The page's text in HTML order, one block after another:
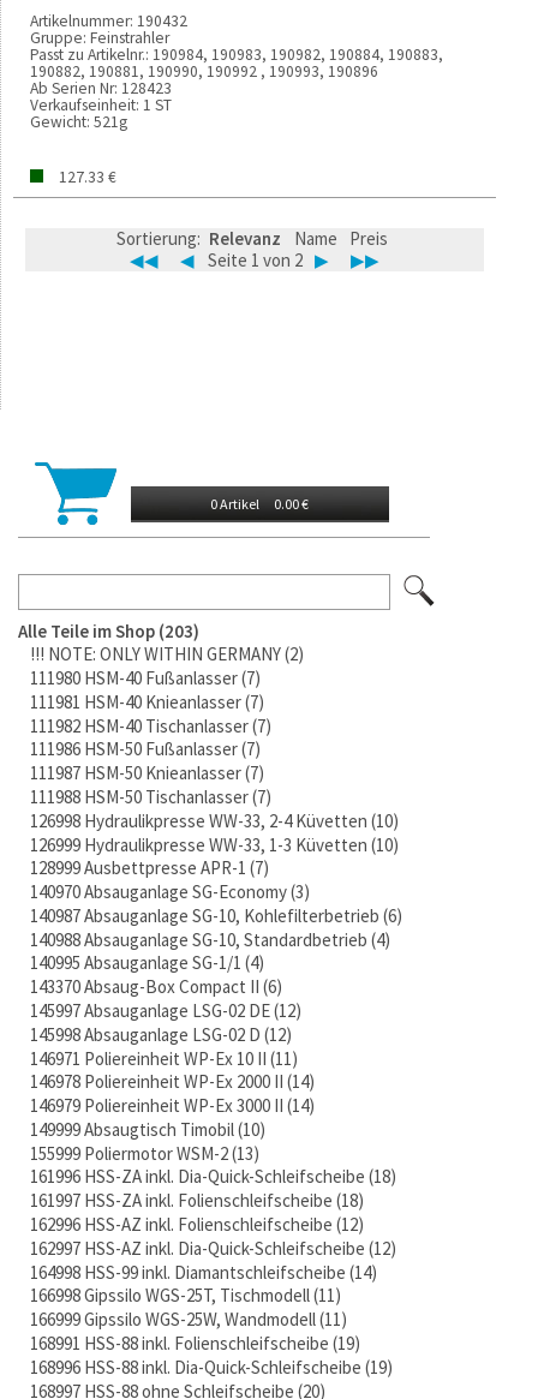
0 Artikel 0.00 €
Alle Teile im Shop 203
!!! NOTE: ONLY WITHIN GERMANY 2
111980 HSM-40 Fußanlasser 7
111981 HSM-40 Knieanlasser 7
111982 HSM-40 Tischanlasser 7
111986 HSM-50 Fußanlasser 7
111987 HSM-50 Knieanlasser 7
111988 HSM-50 Tischanlasser 7
126998 Hydraulikpresse WW-33, 2-4 Küvetten 10
126999 Hydraulikpresse WW-33, 1-3 Küvetten 10
128999 Ausbettpresse APR-1 7
140970 Absauganlage SG-Economy 3
140987 Absauganlage SG-10, Kohlefilterbetrieb 6
140988 Absauganlage SG-10, Standardbetrieb 4
140995 Absauganlage SG-1/1 4
143370 Absaug-Box Compact II 6
145997 Absauganlage LSG-02 DE 12
145998 Absauganlage LSG-02 D 12
146971 Poliereinheit WP-Ex 10 II 11
146978 Poliereinheit WP-Ex 2000 II 14
146979 Poliereinheit WP-Ex 3000 II 14
149999 Absaugtisch Timobil 10
155999 Poliermotor WSM-2 13
161996 HSS-ZA inkl. Dia-Quick-Schleifscheibe 18
161997 HSS-ZA inkl. Folienschleifscheibe 18
162996 HSS-AZ inkl. Folienschleifscheibe 12
162997 HSS-AZ inkl. Dia-Quick-Schleifscheibe 12
164998 HSS-99 inkl. Diamantschleifscheibe 14
166998 Gipssilo WGS-25T, Tischmodell 11
166999 Gipssilo WGS-25W, Wandmodell 11
168991 HSS-88 inkl. Folienschleifscheibe 19
168996 HSS-88 inkl. Dia-Quick-Schleifscheibe 19
168997 HSS-88 ohne Schleifscheibe 20
Artikelnummer: 190432
Gruppe: Feinstrahler
Passt zu Artikelnr.: 190984, 190983, 190982, 190884, 190883,
190882, 190881, 190990, 190992 , 190993, 190896
Ab Serien Nr: 128423
Verkaufseinheit: 1 ST
Gewicht: 521g
127.33 €
Sortierung: Relevanz Name
Preis
◀◀
◀ Seite 1 von 2 ▶ ▶▶